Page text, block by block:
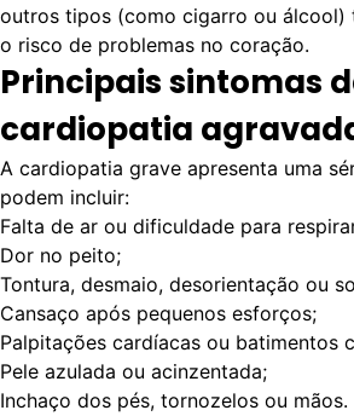
outros tipos (como cigarro ou álcool)
o risco de problemas no coração.
Principais sintomas
cardiopatia
A cardiopatia grave apresenta uma
podem incluir:
Falta de ar ou dificuldade para
Dor no peito;
Tontura, desmaio, desorientação ou
Cansaço após pequenos esforços;
Palpitações cardíacas ou batimentos
Pele azulada ou acinzentada;
Inchaço dos pés, tornozelos ou mãos.